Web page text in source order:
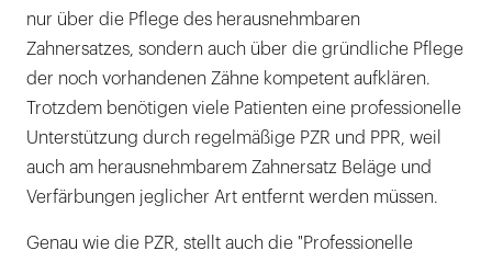
nur über die Pflege des herausnehmbaren
Zahnersatzes, sondern auch über die gründliche Pflege
der noch vorhandenen Zähne kompetent aufklären.
Trotzdem benötigen viele Patienten eine professionelle
Unterstützung durch regelmäßige PZR und PPR, weil
auch am herausnehmbarem Zahnersatz Beläge und
Verfärbungen jeglicher Art entfernt werden müssen.
Genau wie die PZR, stellt auch die "Professionelle